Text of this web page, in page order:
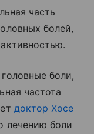
часть
болей,
боли,
частота
доктор Хосе
лечению боли